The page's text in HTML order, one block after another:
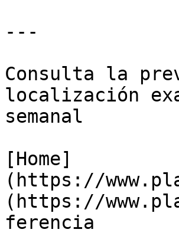
---
Consulta la
localización
semanal
[Home]
(https://
(https://
ferencia